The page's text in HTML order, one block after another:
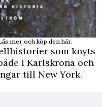
mer och köp den här.
som knyts
i Karlskrona och
till New York.